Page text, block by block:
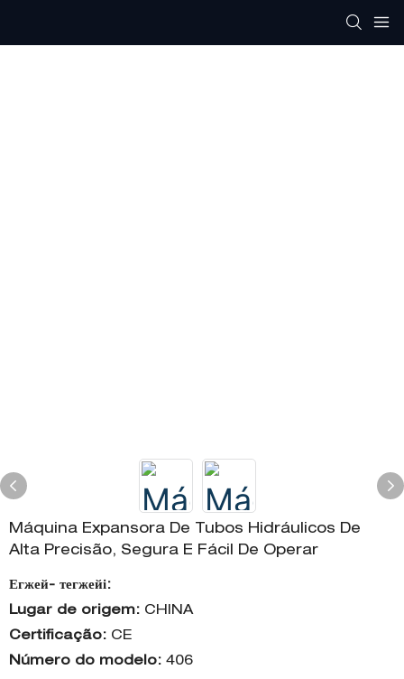
Máquina Expansora De Tubos Hidráulicos De
Alta Precisão, Segura E Fácil De Operar
Егжей- тегжейі:
Lugar de origem: CHINA
Certificação: CE
Número do modelo: 406